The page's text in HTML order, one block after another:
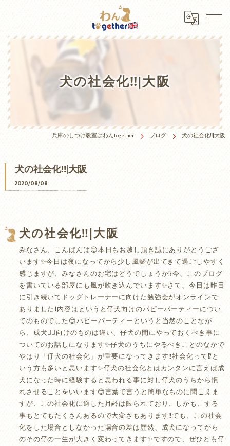
犬の社会化‼️|大阪
兵庫のしつけ教室はわんtogether ブログ 犬の社会化‼️|大阪
犬の社会化‼️|大阪
2020/08/08
みなさん、こんばんは😊本日もお越し頂き誠にありがとうござ
います✨今日は夜になってから少し風🍃が出てきて過ごしやすく
感じますが、みなさんのお宅はどうでしょうか⁉️今、このブログ
を書いている部屋にも風が吹き込んでいます✨さて、今日は昨日
に引き続いてドッグトレーナーに向けた勉強会がオンラインで
ありました❗️内容はというと仔犬向けのパピーパーティーについ
てのものでした😊パピーパーティーというと当然のことなが
ら、成犬🐕‍🦺向けのものは違い、仔犬の間にやっておくべき事に
ついてのお話しになります✨仔犬のうちにやるべきことのなかで
やはり「仔犬の社会化」が重要になってきます‼️社会化って⁉️と
いう方も多いと思います✨仔犬の社会化とはカンタンに言えば成
犬になった時に経験すると思われる事に対し仔犬のうちから慣
れさせることをいいます😊言葉で言うと簡単なものに聞こえま
すが、この社会化に適した月齢は限られており、しかも、する
事もとてもたくさんあるので大変さもあります‼️でも、この社会
化をした場合としなかった場合の差は歴然、成犬になってから
のその仔の一生が大きく変わってきます✨ですので、ぜひとも仔
犬の社会化‼️|大阪